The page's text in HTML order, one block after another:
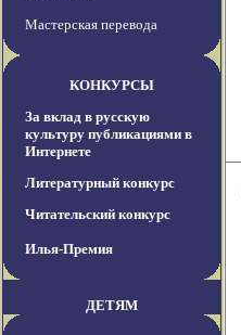
Мастерская перевода
КОНКУРСЫ
За вклад в русскую
культуру публикациями в
Интернете
Литературный конкурс
Читательский конкурс
Илья-Премия
ДЕТЯМ